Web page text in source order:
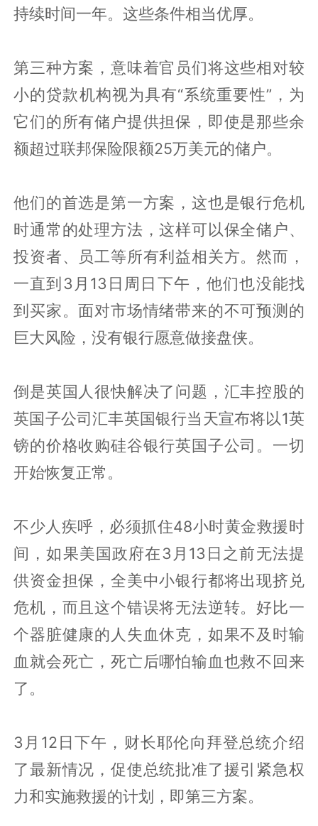
持续时间一年。这些条件相当优厚。
第三种方案，意味着官员们将这些相对较
小的贷款机构视为具有“系统重要性”，为
它们的所有储户提供担保，即使是那些余
额超过联邦保险限额25万美元的储户。
他们的首选是第一方案，这也是银行危机
时通常的处理方法，这样可以保全储户、
投资者、员工等所有利益相关方。然而，
一直到3月13日周日下午，他们也没能找
到买家。面对市场情绪带来的不可预测的
巨大风险，没有银行愿意做接盘侠。
倒是英国人很快解决了问题，汇丰控股的
英国子公司汇丰英国银行当天宣布将以1英
镑的价格收购硅谷银行英国子公司。一切
开始恢复正常。
不少人疾呼，必须抓住48小时黄金救援时
间，如果美国政府在3月13日之前无法提
供资金担保，全美中小银行都将出现挤兑
危机，而且这个错误将无法逆转。好比一
个器脏健康的人失血休克，如果不及时输
血就会死亡，死亡后哪怕输血也救不回来
了。
3月12日下午，财长耶伦向拜登总统介绍
了最新情况，促使总统批准了援引紧急权
力和实施救援的计划，即第三方案。